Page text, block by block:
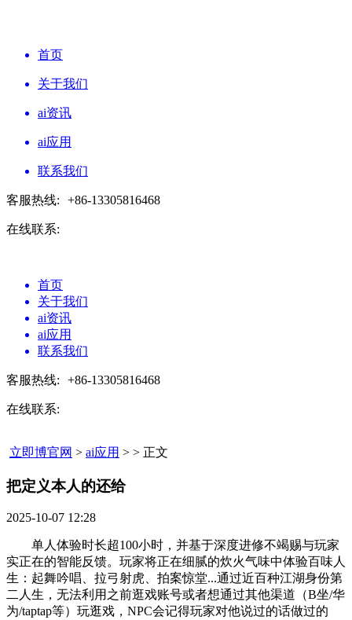
首页
关于我们
ai资讯
ai应用
联系我们
客服热线: +86-13305816468
在线联系:
首页
关于我们
ai资讯
ai应用
联系我们
客服热线: +86-13305816468
在线联系:
立即博官网 > ai应用 > > 正文
把定义本人的还给​
2025-10-07 12:28
单人体验时长超100小时，并基于深度进修不竭赐与玩家
实正在的智能反馈。玩家将正在细腻的炊火气味中体验百味人
生：起舞吟唱、拉弓射虎、拍案惊堂...通过近百种江湖身份第
二人生，无法利用之前逛戏账号或者想通过其他渠道（B坐/华
为/taptap等）玩逛戏，NPC会记得玩家对他说过的话做过的